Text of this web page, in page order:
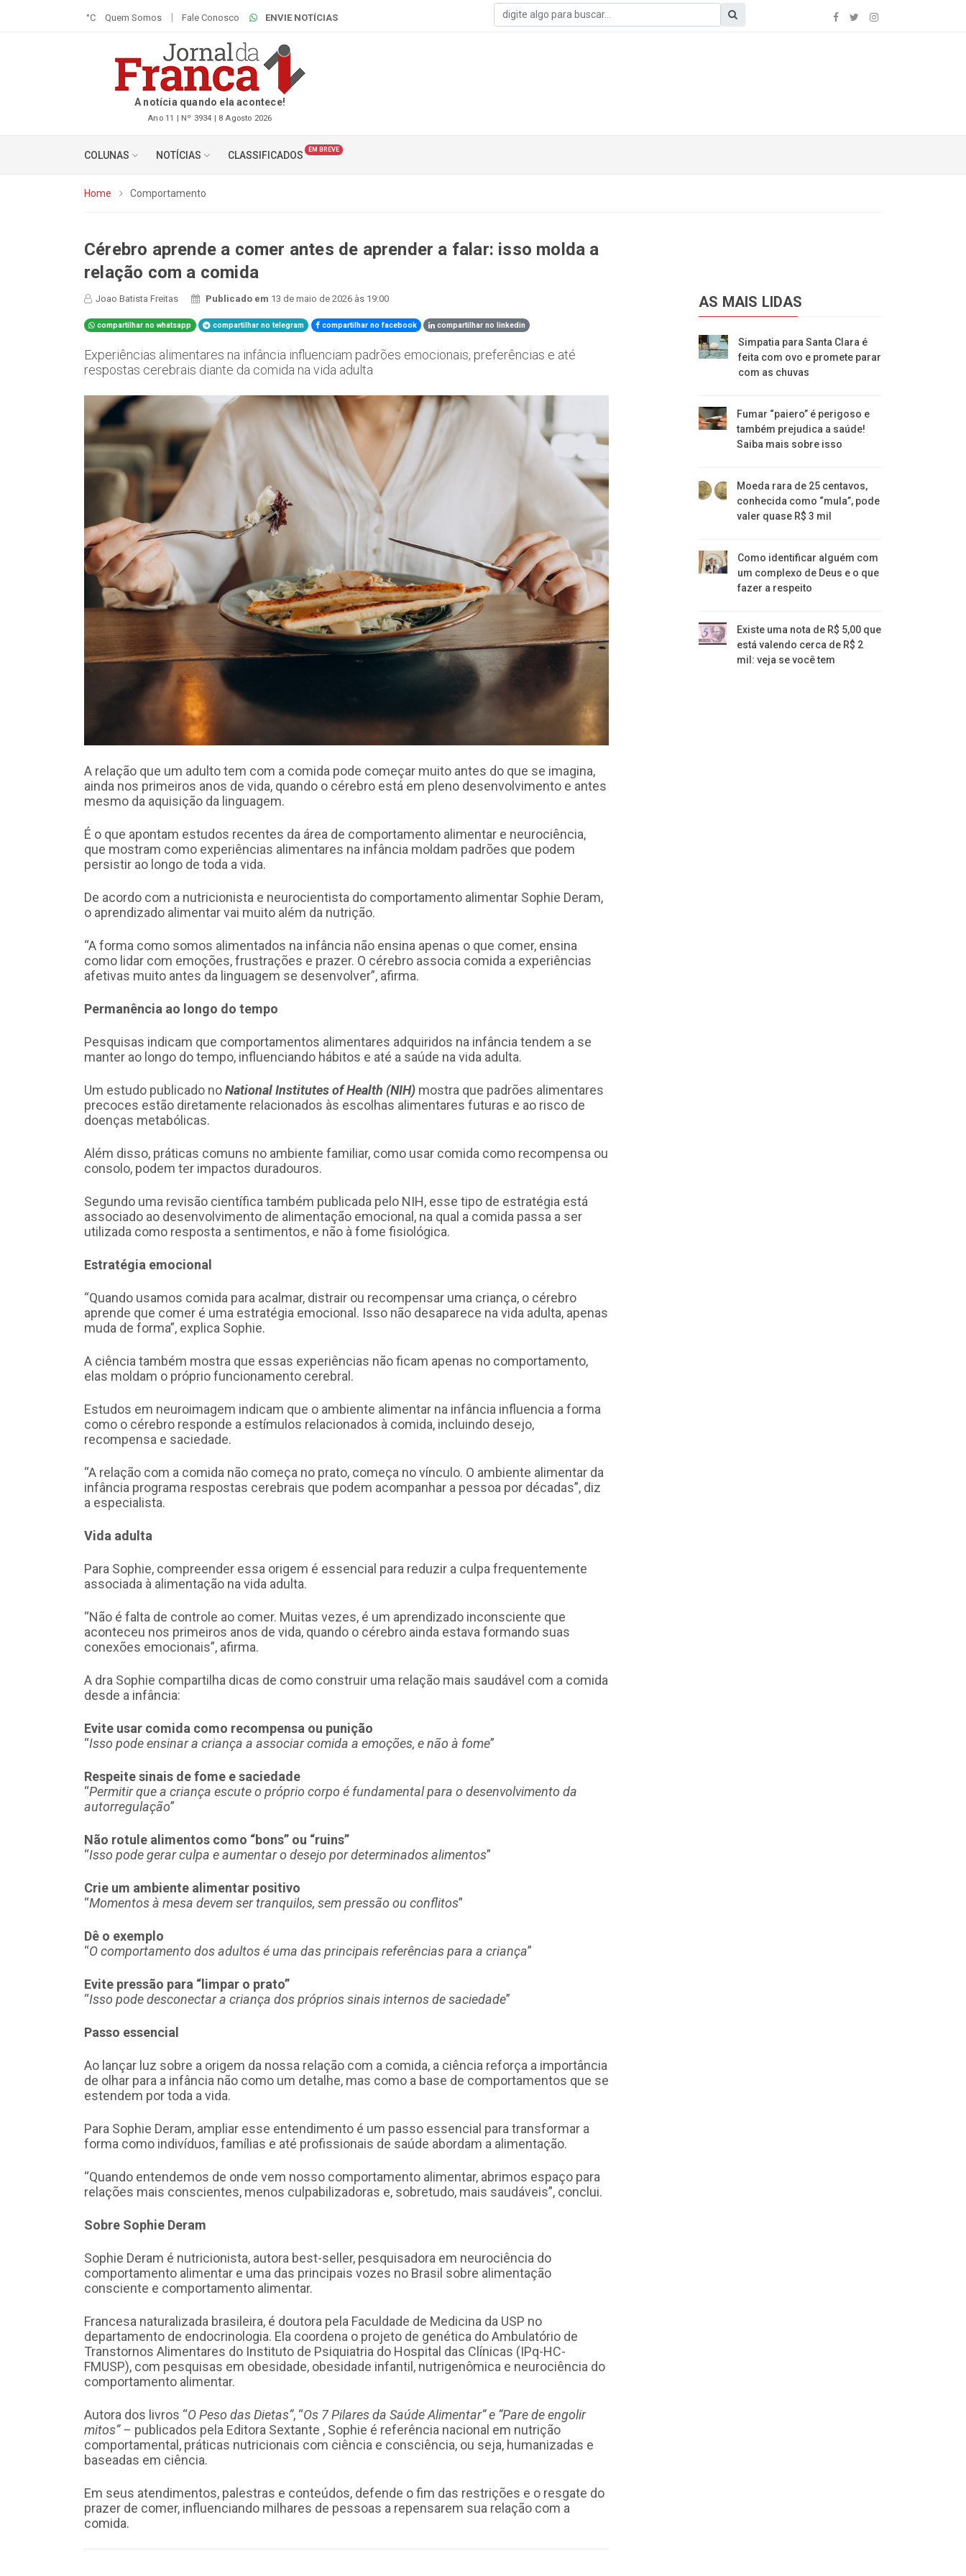
°C Quem Somos Fale Conosco ENVIE NOTÍCIAS
A notícia quando ela acontece!
Ano 11 | Nº 3934 | 8 Agosto 2026
COLUNAS NOTÍCIAS CLASSIFICADOS EM BREVE
Home Comportamento
Cérebro aprende a comer antes de aprender a falar: isso molda a
relação com a comida
Joao Batista Freitas Publicado em 13 de maio de 2026 às 19:00
compartilhar no whatsapp compartilhar no telegram compartilhar no facebook compartilhar no linkedin
Experiências alimentares na infância influenciam padrões emocionais, preferências e até
respostas cerebrais diante da comida na vida adulta
A relação que um adulto tem com a comida pode começar muito antes do que se imagina,
ainda nos primeiros anos de vida, quando o cérebro está em pleno desenvolvimento e antes
mesmo da aquisição da linguagem.
É o que apontam estudos recentes da área de comportamento alimentar e neurociência,
que mostram como experiências alimentares na infância moldam padrões que podem
persistir ao longo de toda a vida.
De acordo com a nutricionista e neurocientista do comportamento alimentar Sophie Deram,
o aprendizado alimentar vai muito além da nutrição.
“A forma como somos alimentados na infância não ensina apenas o que comer, ensina
como lidar com emoções, frustrações e prazer. O cérebro associa comida a experiências
afetivas muito antes da linguagem se desenvolver”, afirma.
Permanência ao longo do tempo
Pesquisas indicam que comportamentos alimentares adquiridos na infância tendem a se
manter ao longo do tempo, influenciando hábitos e até a saúde na vida adulta.
Um estudo publicado noNational Institutes of Health (NIH) mostra que padrões alimentares
precoces estão diretamente relacionados às escolhas alimentares futuras e ao risco de
doenças metabólicas.
Além disso, práticas comuns no ambiente familiar, como usar comida como recompensa ou
consolo, podem ter impactos duradouros.
Segundo uma revisão científica também publicada pelo NIH, esse tipo de estratégia está
associado ao desenvolvimento de alimentação emocional, na qual a comida passa a ser
utilizada como resposta a sentimentos, e não à fome fisiológica.
Estratégia emocional
“Quando usamos comida para acalmar, distrair ou recompensar uma criança, o cérebro
aprende que comer é uma estratégia emocional. Isso não desaparece na vida adulta, apenas
muda de forma”, explica Sophie.
A ciência também mostra que essas experiências não ficam apenas no comportamento,
elas moldam o próprio funcionamento cerebral.
Estudos em neuroimagem indicam que o ambiente alimentar na infância influencia a forma
como o cérebro responde a estímulos relacionados à comida, incluindo desejo,
recompensa e saciedade.
“A relação com a comida não começa no prato, começa no vínculo. O ambiente alimentar da
infância programa respostas cerebrais que podem acompanhar a pessoa por décadas”, diz
a especialista.
Vida adulta
Para Sophie, compreender essa origem é essencial para reduzir a culpa frequentemente
associada à alimentação na vida adulta.
“Não é falta de controle ao comer. Muitas vezes, é um aprendizado inconsciente que
aconteceu nos primeiros anos de vida, quando o cérebro ainda estava formando suas
conexões emocionais”, afirma.
A dra Sophie compartilha dicas de como construir uma relação mais saudável com a comida
desde a infância:
Evite usar comida como recompensa ou punição
“Isso pode ensinar a criança a associar comida a emoções, e não à fome”
Respeite sinais de fome e saciedade
“Permitir que a criança escute o próprio corpo é fundamental para o desenvolvimento da
autorregulação”
Não rotule alimentos como “bons” ou “ruins”
“Isso pode gerar culpa e aumentar o desejo por determinados alimentos”
Crie um ambiente alimentar positivo
“Momentos à mesa devem ser tranquilos, sem pressão ou conflitos”
Dê o exemplo
“O comportamento dos adultos é uma das principais referências para a criança”
Evite pressão para “limpar o prato”
“Isso pode desconectar a criança dos próprios sinais internos de saciedade”
Passo essencial
Ao lançar luz sobre a origem da nossa relação com a comida, a ciência reforça a importância
de olhar para a infância não como um detalhe, mas como a base de comportamentos que se
estendem por toda a vida.
Para Sophie Deram, ampliar esse entendimento é um passo essencial para transformar a
forma como indivíduos, famílias e até profissionais de saúde abordam a alimentação.
“Quando entendemos de onde vem nosso comportamento alimentar, abrimos espaço para
relações mais conscientes, menos culpabilizadoras e, sobretudo, mais saudáveis”, conclui.
Sobre Sophie Deram
Sophie Deram é nutricionista, autora best-seller, pesquisadora em neurociência do
comportamento alimentar e uma das principais vozes no Brasil sobre alimentação
consciente e comportamento alimentar.
Francesa naturalizada brasileira, é doutora pela Faculdade de Medicina da USP no
departamento de endocrinologia. Ela coordena o projeto de genética do Ambulatório de
Transtornos Alimentares do Instituto de Psiquiatria do Hospital das Clínicas (IPq-HC-
FMUSP), com pesquisas em obesidade, obesidade infantil, nutrigenômica e neurociência do
comportamento alimentar.
Autora dos livros “O Peso das Dietas”, “Os 7 Pilares da Saúde Alimentar” e “Pare de engolir
mitos” – publicados pela Editora Sextante , Sophie é referência nacional em nutrição
comportamental, práticas nutricionais com ciência e consciência, ou seja, humanizadas e
baseadas em ciência.
Em seus atendimentos, palestras e conteúdos, defende o fim das restrições e o resgate do
prazer de comer, influenciando milhares de pessoas a repensarem sua relação com a
comida.
AS MAIS LIDAS
Simpatia para Santa Clara é
feita com ovo e promete parar
com as chuvas
Fumar “paiero” é perigoso e
também prejudica a saúde!
Saiba mais sobre isso
Moeda rara de 25 centavos,
conhecida como “mula”, pode
valer quase R$ 3 mil
Como identificar alguém com
um complexo de Deus e o que
fazer a respeito
Existe uma nota de R$ 5,00 que
está valendo cerca de R$ 2
mil: veja se você tem